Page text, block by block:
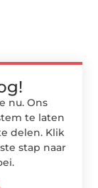
nu. Ons
te laten
delen. Klik
stap naar